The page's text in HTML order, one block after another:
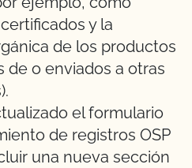
y la
de los productos
de o enviados a otras
el formulario
de registros OSP
una nueva sección